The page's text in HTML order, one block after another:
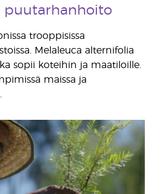
puutarhanhoito
trooppisissa
Melaleuca alternifolia
sopii koteihin ja maatiloille.
maissa ja